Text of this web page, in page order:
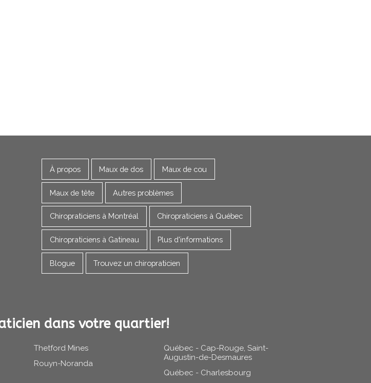
À propos Maux de dos Maux de cou
Maux de tête Autres problèmes
Chiropraticiens à Montréal Chiropraticiens à Québec
Chiropraticiens à Gatineau Plus d'informations
Blogue Trouvez un chiropraticien
dans votre quartier!
Thetford Mines
Rouyn-Noranda
Québec - Cap-Rouge, Saint-
Augustin-de-Desmaures
Québec - Charlesbourg